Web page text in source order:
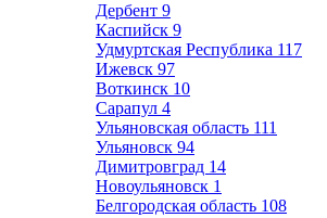
Дербент 9
Каспийск 9
Удмуртская Республика 117
Ижевск 97
Воткинск 10
Сарапул 4
Ульяновская область 111
Ульяновск 94
Димитровград 14
Новоульяновск 1
Белгородская область 108